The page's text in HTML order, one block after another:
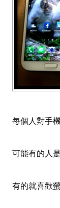
每個人對手
可能有的人
有的就喜歡